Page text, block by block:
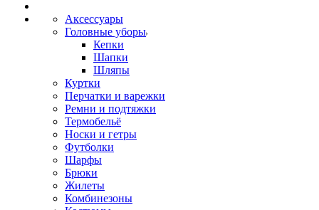
Аксессуары
Головные уборы
Кепки
Шапки
Шляпы
Куртки
Перчатки и варежки
Ремни и подтяжки
Термобельё
Носки и гетры
Футболки
Шарфы
Брюки
Жилеты
Комбинезоны